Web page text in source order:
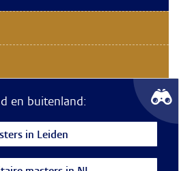
en buitenland:
in Leiden